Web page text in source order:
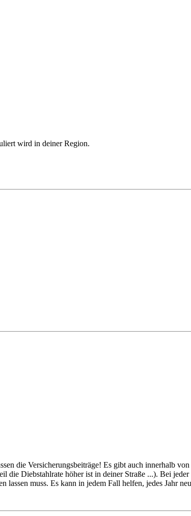
wird in deiner Region.
die Versicherungsbeiträge! Es gibt auch innerhalb
die Diebstahlrate höher ist in deiner Straße ...). Bei
muss. Es kann in jedem Fall helfen, jedes Jahr